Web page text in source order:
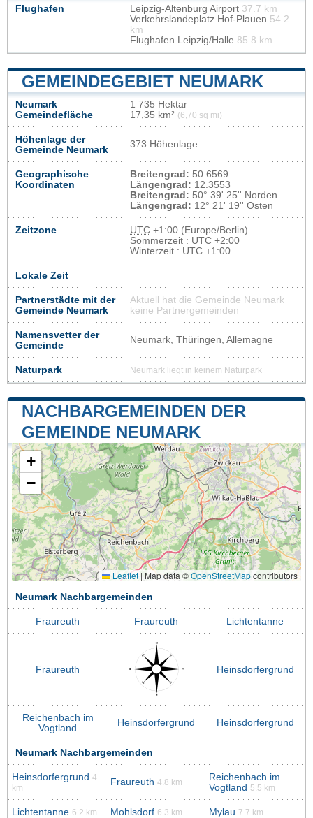
Flughafen Leipzig-Altenburg Airport 37.7 km
Verkehrslandeplatz Hof-Plauen 54.2
km
Flughafen Leipzig/Halle 85.8 km
GEMEINDEGEBIET NEUMARK
Neumark
Gemeindefläche
1 735 Hektar
17,35 km² (6,70 sq mi)
Höhenlage der
Gemeinde Neumark
373 Höhenlage
Geographische
Koordinaten
Breitengrad: 50.6569
Längengrad: 12.3553
Breitengrad: 50° 39' 25'' Norden
Längengrad: 12° 21' 19'' Osten
Zeitzone UTC +1:00 (Europe/Berlin)
Sommerzeit : UTC +2:00
Winterzeit : UTC +1:00
Lokale Zeit
Partnerstädte mit der
Gemeinde Neumark
Aktuell hat die Gemeinde Neumark
keine Partnergemeinden
Namensvetter der
Gemeinde
Neumark, Thüringen, Allemagne
Naturpark Neumark liegt in keinem Naturpark
NACHBARGEMEINDEN DER
GEMEINDE NEUMARK
+
−
Leaflet | Map data ©OpenStreetMapcontributors
Neumark Nachbargemeinden
Fraureuth Fraureuth Lichtentanne
Fraureuth Heinsdorfergrund
Reichenbach im
Vogtland
Heinsdorfergrund Heinsdorfergrund
Neumark Nachbargemeinden
Heinsdorfergrund 4
km
Fraureuth 4.8 km
Reichenbach im
Vogtland 5.5 km
Lichtentanne 6.2 km Mohlsdorf 6.3 km Mylau 7.7 km